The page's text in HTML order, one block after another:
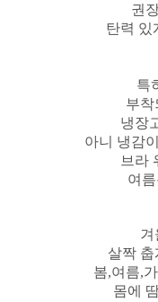
권
탄력 있
특
부착
냉장
아니 냉감
브라
여
겨
살짝
봄,여름,
몸에